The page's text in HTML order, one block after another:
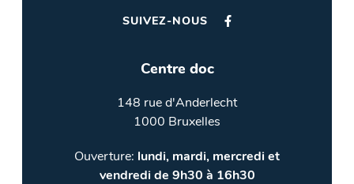
SUIVEZ-NOUS
Centre doc
148 rue d'Anderlecht
1000 Bruxelles
Ouverture: lundi, mardi, mercredi et
vendredi de 9h30 à 16h30